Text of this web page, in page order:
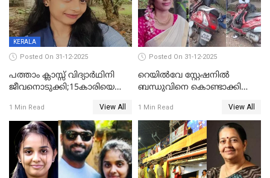
KERALA
Posted On 31-12-2025
പത്താം ക്ലാസ്സ് വിദ്യാര്‍ഥിനി
ജീവനൊടുക്കി;15കാരിയെ
കിടപ്പുമുറിയില്‍ തൂങ്ങി മരിച്ച
നിലയിൽ
1 Min Read View All
Posted On 31-12-2025
റെയിൽവേ സ്റ്റേഷനിൽ
ബന്ധുവിനെ കൊണ്ടാക്കി
ലോറി സ്കൂട്ടറിൽ ഇടിച്ചു :
യുവതിക്ക് ദാരുണാന്ത്യം
1 Min Read View All